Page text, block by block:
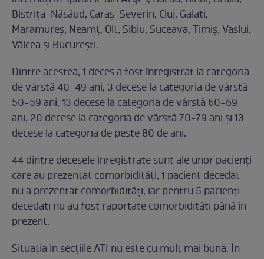
Bistrița-Năsăud, Caraș-Severin, Cluj, Galați,
Maramureș, Neamț, Olt, Sibiu, Suceava, Timiș, Vaslui,
Vâlcea și București.
Dintre acestea, 1 deces a fost înregistrat la categoria
de vârstă 40-49 ani, 3 decese la categoria de vârstă
50-59 ani, 13 decese la categoria de vârstă 60-69
ani, 20 decese la categoria de vârstă 70-79 ani și 13
decese la categoria de peste 80 de ani.
44 dintre decesele înregistrate sunt ale unor pacienți
care au prezentat comorbidități, 1 pacient decedat
nu a prezentat comorbidități, iar pentru 5 pacienți
decedați nu au fost raportate comorbidități până în
prezent.
Situația în secțiile ATI nu este cu mult mai bună. În